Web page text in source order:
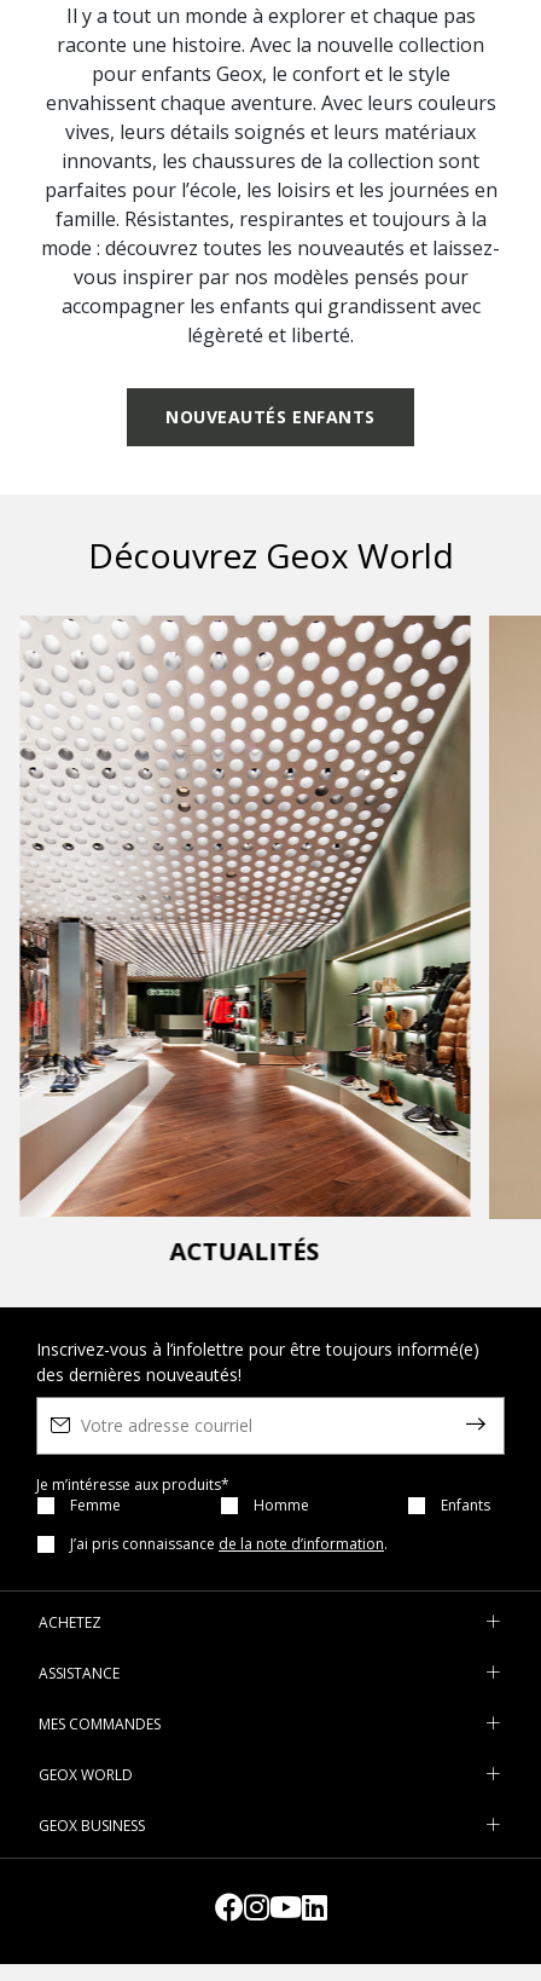
Il y a tout un monde à explorer et chaque pas
raconte une histoire. Avec la nouvelle collection
pour enfants Geox, le confort et le style
envahissent chaque aventure. Avec leurs couleurs
vives, leurs détails soignés et leurs matériaux
innovants, les chaussures de la collection sont
parfaites pour l’école, les loisirs et les journées en
famille. Résistantes, respirantes et toujours à la
mode : découvrez toutes les nouveautés et laissez-
vous inspirer par nos modèles pensés pour
accompagner les enfants qui grandissent avec
légèreté et liberté.
NOUVEAUTÉS ENFANTS
Découvrez Geox World
ACTUALITÉS
Inscrivez-vous à l’infolettre pour être toujours informé(e)
des dernières nouveautés!
Je m’intéresse aux produits*
Femme
Homme
Enfants
J’ai pris connaissance de la note d’information.
ACHETEZ
ASSISTANCE
MES COMMANDES
GEOX WORLD
GEOX BUSINESS